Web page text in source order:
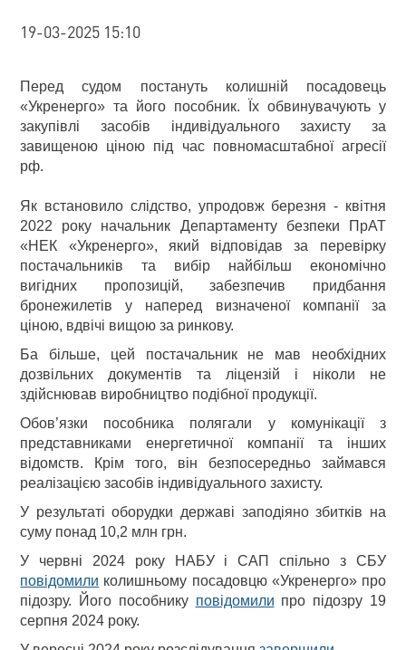
19-03-2025 15:10
Перед судом постануть колишній посадовець
«Укренерго» та його пособник. Їх обвинувачують у
закупівлі засобів індивідуального захисту за
завищеною ціною під час повномасштабної агресії
рф.
Як встановило слідство, упродовж березня - квітня
2022 року начальник Департаменту безпеки ПрАТ
«НЕК «Укренерго», який відповідав за перевірку
постачальників та вибір найбільш економічно
вигідних пропозицій, забезпечив придбання
бронежилетів у наперед визначеної компанії за
ціною, вдвічі вищою за ринкову.
Ба більше, цей постачальник не мав необхідних
дозвільних документів та ліцензій і ніколи не
здійснював виробництво подібної продукції.
Обов’язки пособника полягали у комунікації з
представниками енергетичної компанії та інших
відомств. Крім того, він безпосередньо займався
реалізацією засобів індивідуального захисту.
У результаті оборудки державі заподіяно збитків на
суму понад 10,2 млн грн.
У червні 2024 року НАБУ і САП спільно з СБУ
повідомили колишньому посадовцю «Укренерго» про
підозру. Його пособнику повідомили про підозру 19
серпня 2024 року.